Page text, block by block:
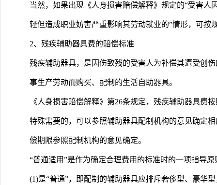
当然，如果出现《人身损害赔偿解释》规定的“受害
轻但造成职业妨害严重影响其劳动就业的”情形，可按
2、残疾辅助器具费的赔偿标准
残疾辅助器具，是因伤致残的受害人为补偿其遭受创
事生产劳动而购买、配制的生活自助器具。
《人身损害赔偿解释》第26条规定，残疾辅助器具费
特殊需要的，可以参照辅助器具配制机构的意见确定
偿期限参照配制机构的意见确定。
“普通适用”是作为确定合理费用的标准时的一项指导
(1)是“普通”，即配制的辅助器具应排斥奢侈型、豪华